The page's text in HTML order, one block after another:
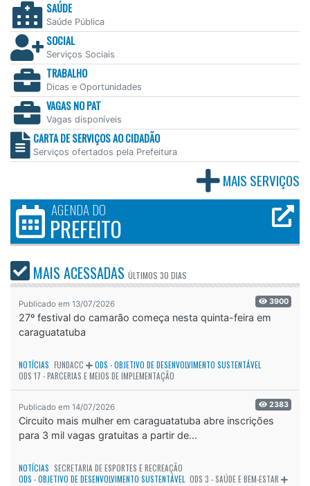
SAÚDE
Saúde Pública
SOCIAL
Serviços Sociais
TRABALHO
Dicas e Oportunidades
VAGAS NO PAT
Vagas disponíveis
CARTA DE SERVIÇOS AO CIDADÃO
Serviços ofertados pela Prefeitura
MAIS SERVIÇOS
AGENDA DO
PREFEITO
MAIS ACESSADAS ÚLTIMOS 30 DIAS
Publicado em 13/07/2026 3900
27º festival do camarão começa nesta quinta-feira em
caraguatatuba
NOTÍCIAS FUNDACC
ODS - OBJETIVO DE DESENVOLVIMENTO SUSTENTÁVEL
ODS 17 - PARCERIAS E MEIOS DE IMPLEMENTAÇÃO
Publicado em 14/07/2026 2383
Circuito mais mulher em caraguatatuba abre inscrições
para 3 mil vagas gratuitas a partir de...
NOTÍCIAS SECRETARIA DE ESPORTES E RECREAÇÃO
ODS - OBJETIVO DE DESENVOLVIMENTO SUSTENTÁVEL ODS 3 - SAÚDE E BEM-ESTAR